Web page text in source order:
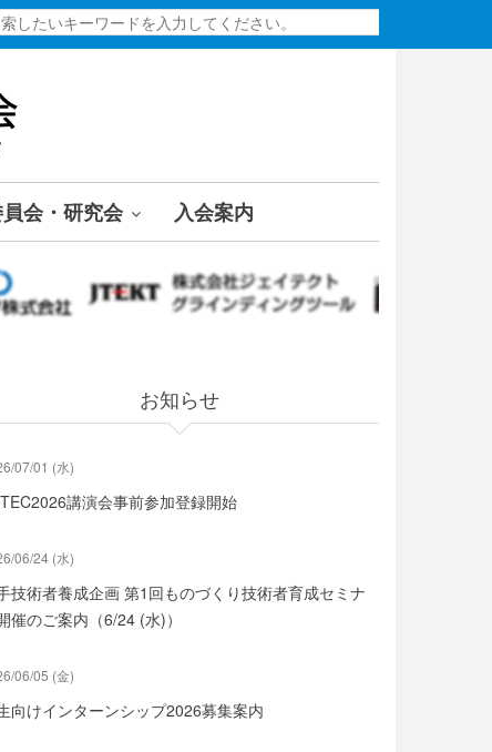
会・研究会 入会案内
お知らせ
07/01 (水)
講演会事前参加登録開始
06/24 (水)
技術者養成企画 第1回ものづくり技術者育成セミナ
催のご案内（6/24 (水)）
06/05 (金)
向けインターンシップ2026募集案内